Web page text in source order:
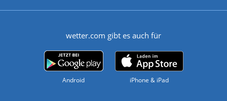
wetter.com gibt es auch für
Android iPhone & iPad